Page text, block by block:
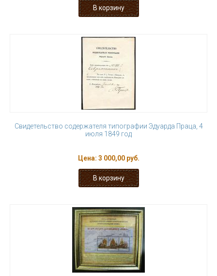
Свидетельство содержателя типографии Эдуарда Праца, 4
июля 1849 год
Цена: 3 000,00 руб.